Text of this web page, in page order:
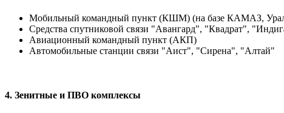
Мобильный командный пункт (КШМ) (на базе КАМАЗ,
Средства спутниковой связи "Авангард", "Квадрат",
Авиационный командный пункт (АКП)
Автомобильные станции связи "Аист", "Сирена", "Алтай"
4. Зенитные и ПВО комплексы